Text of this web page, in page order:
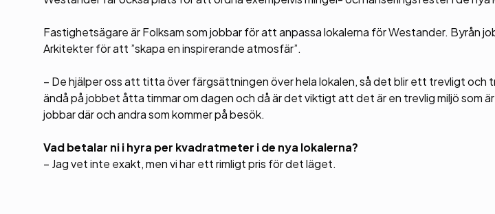
Fastighetsägare är Folksam som jobbar för att anpassa lokalerna för Westander. Byrån
Arkitekter för att ”skapa en inspirerande atmosfär”.
– De hjälper oss att titta över färgsättningen över hela lokalen, så det blir ett trevligt och
ändå på jobbet åtta timmar om dagen och då är det viktigt att det är en trevlig miljö som
jobbar där och andra som kommer på besök.
Vad betalar ni i hyra per kvadratmeter i de nya lokalerna?
– Jag vet inte exakt, men vi har ett rimligt pris för det läget.